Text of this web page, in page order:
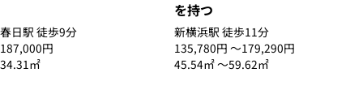
春日駅 徒歩9分
187,000円
34.31㎡
を持つ
新横浜駅 徒歩11分
135,780円 〜179,290円
45.54㎡ 〜59.62㎡